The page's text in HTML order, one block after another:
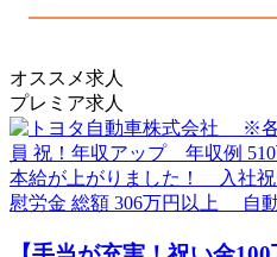
オススメ求人
プレミア求人